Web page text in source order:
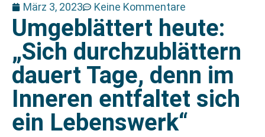
März 3, 2023 Keine Kommentare
Umgeblättert heute:
„Sich durchzublättern
dauert Tage, denn im
Inneren entfaltet sich
ein Lebenswerk“